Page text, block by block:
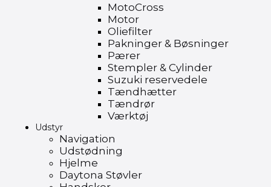
MotoCross
Motor
Oliefilter
Pakninger & Bøsninger
Pærer
Stempler & Cylinder
Suzuki reservedele
Tændhætter
Tændrør
Værktøj
Udstyr
Navigation
Udstødning
Hjelme
Daytona Støvler